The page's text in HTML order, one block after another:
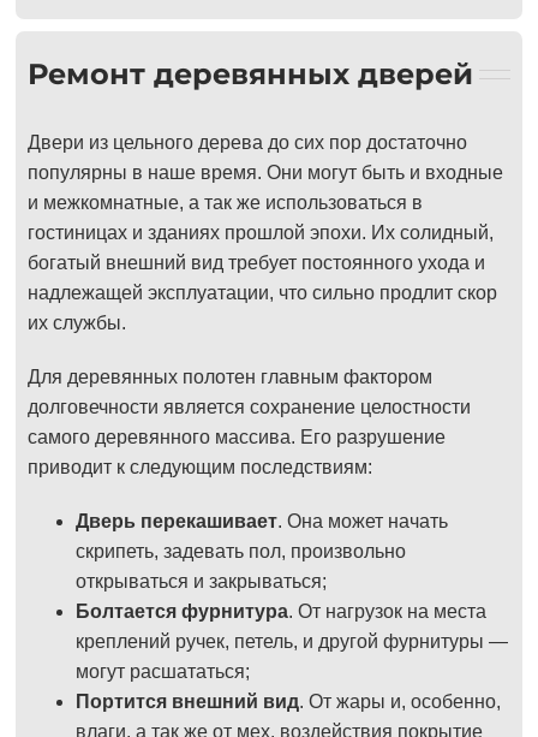
Ремонт деревянных дверей
Двери из цельного дерева до сих пор достаточно
популярны в наше время. Они могут быть и входные
и межкомнатные, а так же использоваться в
гостиницах и зданиях прошлой эпохи. Их солидный,
богатый внешний вид требует постоянного ухода и
надлежащей эксплуатации, что сильно продлит скор
их службы.
Для деревянных полотен главным фактором
долговечности является сохранение целостности
самого деревянного массива. Его разрушение
приводит к следующим последствиям:
Дверь перекашивает. Она может начать
скрипеть, задевать пол, произвольно
открываться и закрываться;
Болтается фурнитура. От нагрузок на места
креплений ручек, петель, и другой фурнитуры —
могут расшататься;
Портится внешний вид. От жары и, особенно,
влаги, а так же от мех. воздействия покрытие